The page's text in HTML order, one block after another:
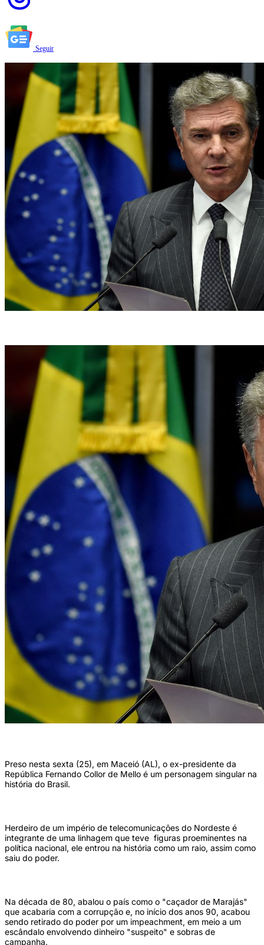
Seguir
Preso nesta sexta (25), em Maceió (AL), o ex-presidente da
República Fernando Collor de Mello é um personagem singular na
história do Brasil.
Herdeiro de um império de telecomunicações do Nordeste é
integrante de uma linhagem que teve figuras proeminentes na
política nacional, ele entrou na história como um raio, assim como
saiu do poder.
Na década de 80, abalou o país como o "caçador de Marajás"
que acabaria com a corrupção e, no início dos anos 90, acabou
sendo retirado do poder por um impeachment, em meio a um
escândalo envolvendo dinheiro "suspeito" e sobras de
campanha.